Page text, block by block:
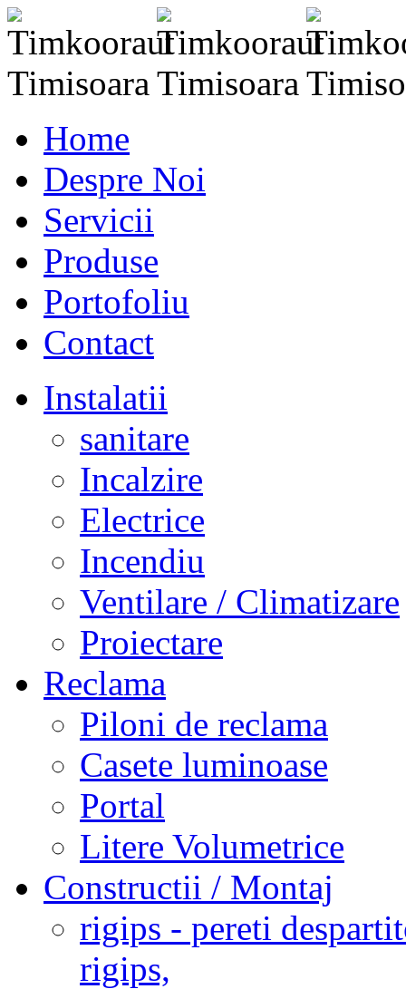
Home
Despre Noi
Servicii
Produse
Portofoliu
Contact
Instalatii
sanitare
Incalzire
Electrice
Incendiu
Ventilare / Climatizare
Proiectare
Reclama
Piloni de reclama
Casete luminoase
Portal
Litere Volumetrice
Constructii / Montaj
rigips - pereti
rigips,